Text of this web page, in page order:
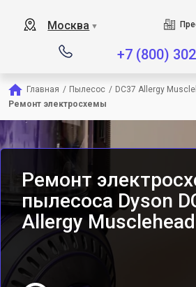
Москва ▼
+7 (800)
Главная / Пылесос / DC37 Allergy
Ремонт электросхемы
Ремонт
пылесоса Dyson
Allergy